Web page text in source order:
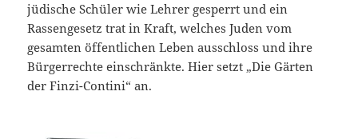
jüdische Schüler wie Lehrer gesperrt und ein
Rassengesetz trat in Kraft, welches Juden vom
gesamten öffentlichen Leben ausschloss und ihre
Bürgerrechte einschränkte. Hier setzt „Die Gärten
der Finzi-Contini“ an.